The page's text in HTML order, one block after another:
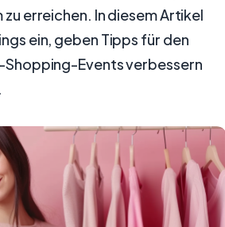
erreichen. In diesem Artikel
ein, geben Tipps für den
Shopping-Events verbessern